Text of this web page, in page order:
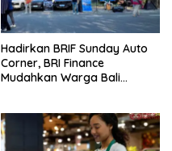
Hadirkan BRIF Sunday Auto
Corner, BRI Finance
Mudahkan Warga Bali